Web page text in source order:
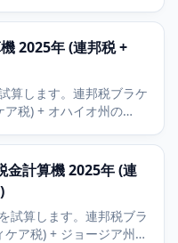
Tax (勤労所得税) も
2025年 (連邦税 +
算します。連邦税ブラケ
ア税) + オハイオ州の
自治体所得税も追加でき
金計算機 2025年 (連
試算します。連邦税ブラ
ア税) + ジョージア州の